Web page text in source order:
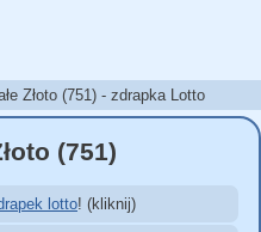
Złoto (751) - zdrapka Lotto
(751)
lotto! (kliknij)